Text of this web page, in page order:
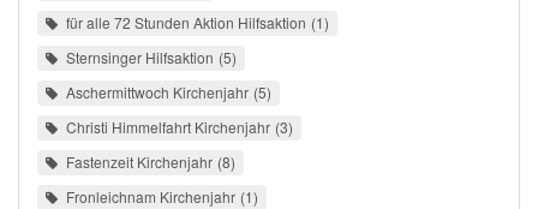
für alle 72 Stunden Aktion Hilfsaktion 1
Sternsinger Hilfsaktion 5
Aschermittwoch Kirchenjahr 5
Christi Himmelfahrt Kirchenjahr 3
Fastenzeit Kirchenjahr 8
Fronleichnam Kirchenjahr 1